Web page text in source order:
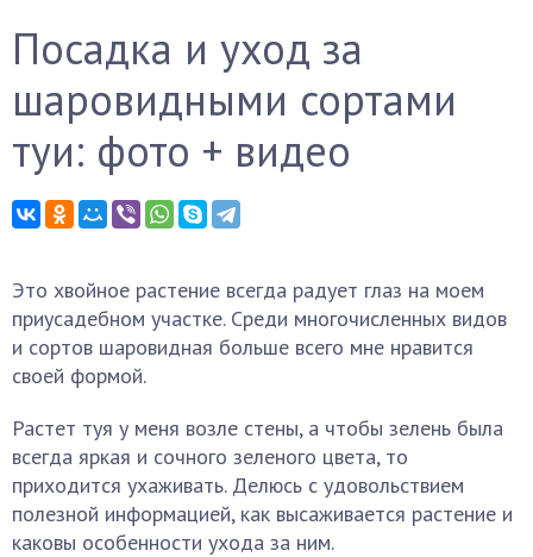
Посадка и уход за
шаровидными сортами
туи: фото + видео
Это хвойное растение всегда радует глаз на моем
приусадебном участке. Среди многочисленных видов
и сортов шаровидная больше всего мне нравится
своей формой.
Растет туя у меня возле стены, а чтобы зелень была
всегда яркая и сочного зеленого цвета, то
приходится ухаживать. Делюсь с удовольствием
полезной информацией, как высаживается растение и
каковы особенности ухода за ним.